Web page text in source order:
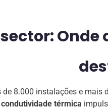
Onde
de 8.000 instalações e mais
térmica